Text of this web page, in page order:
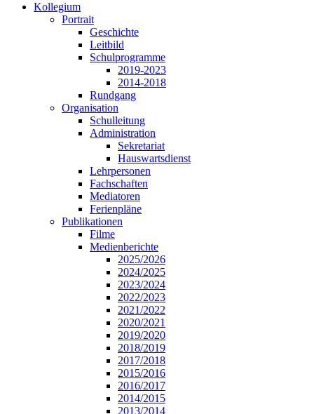
Kollegium
Portrait
Geschichte
Leitbild
Schulprogramme
2019-2023
2014-2018
Rundgang
Organisation
Schulleitung
Administration
Sekretariat
Hauswartsdienst
Lehrpersonen
Fachschaften
Mediatoren
Ferienpläne
Publikationen
Filme
Medienberichte
2025/2026
2024/2025
2023/2024
2022/2023
2021/2022
2020/2021
2019/2020
2018/2019
2017/2018
2015/2016
2016/2017
2014/2015
2013/2014